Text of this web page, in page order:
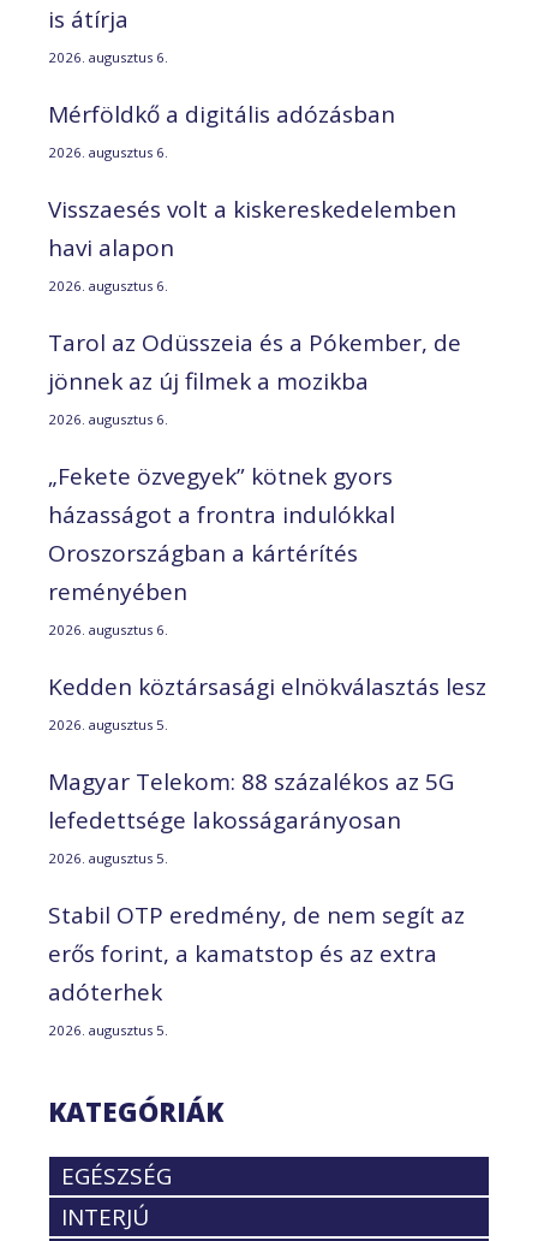
is átírja
2026. augusztus 6.
Mérföldkő a digitális adózásban
2026. augusztus 6.
Visszaesés volt a kiskereskedelemben
havi alapon
2026. augusztus 6.
Tarol az Odüsszeia és a Pókember, de
jönnek az új filmek a mozikba
2026. augusztus 6.
„Fekete özvegyek” kötnek gyors
házasságot a frontra indulókkal
Oroszországban a kártérítés
reményében
2026. augusztus 6.
Kedden köztársasági elnökválasztás lesz
2026. augusztus 5.
Magyar Telekom: 88 százalékos az 5G
lefedettsége lakosságarányosan
2026. augusztus 5.
Stabil OTP eredmény, de nem segít az
erős forint, a kamatstop és az extra
adóterhek
2026. augusztus 5.
KATEGÓRIÁK
EGÉSZSÉG
INTERJÚ